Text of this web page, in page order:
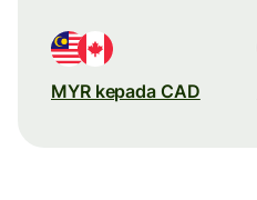
MYR kepada CAD